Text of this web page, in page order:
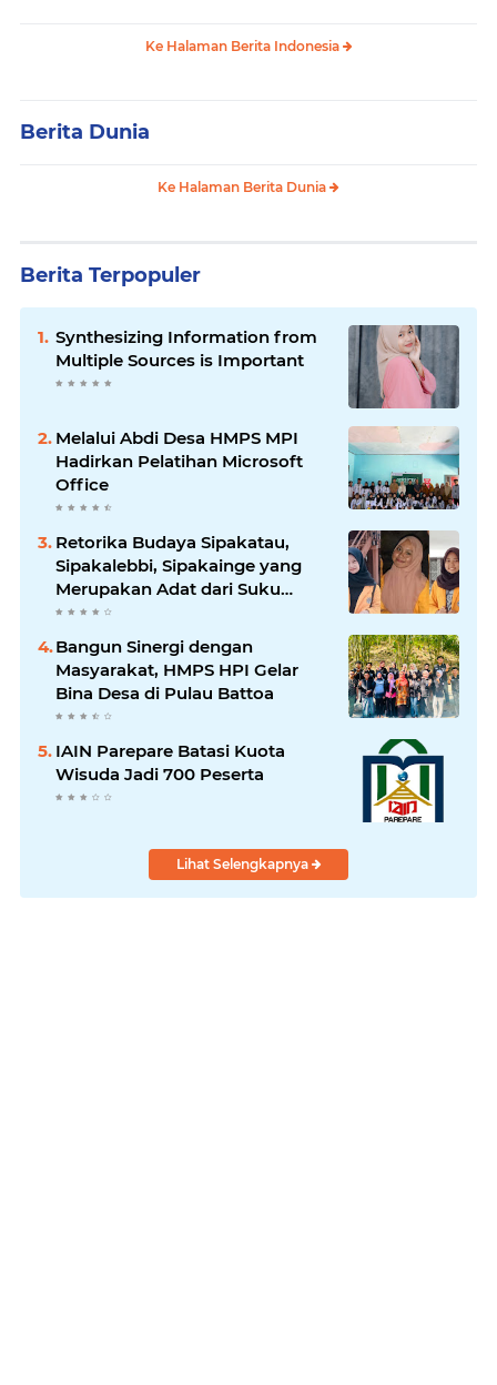
Ke Halaman Berita Indonesia
Berita Dunia
Ke Halaman Berita Dunia
Berita Terpopuler
Synthesizing Information from
Multiple Sources is Important
Melalui Abdi Desa HMPS MPI
Hadirkan Pelatihan Microsoft
Office
Retorika Budaya Sipakatau,
Sipakalebbi, Sipakainge yang
Merupakan Adat dari Suku
Bugis
Bangun Sinergi dengan
Masyarakat, HMPS HPI Gelar
Bina Desa di Pulau Battoa
IAIN Parepare Batasi Kuota
Wisuda Jadi 700 Peserta
Lihat Selengkapnya